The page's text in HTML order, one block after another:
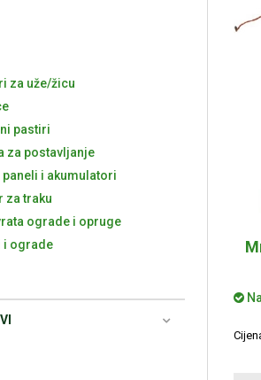
za uže/žicu
pastiri
za postavljanje
i akumulatori
za traku
ograde i opruge
i ograde